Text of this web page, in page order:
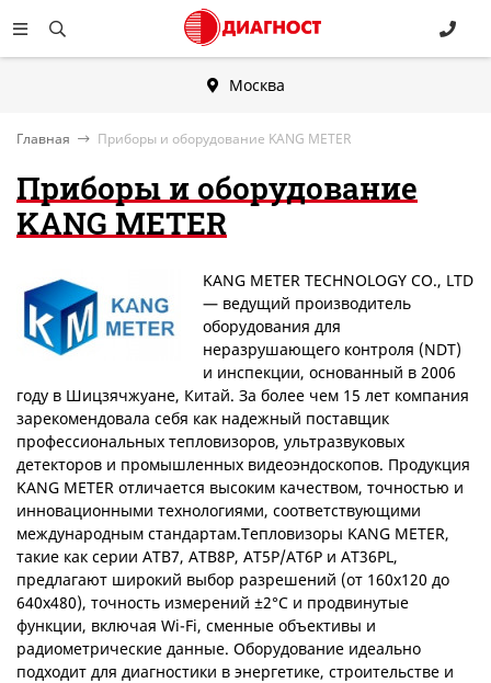
Москва
Главная Приборы и оборудование KANG METER
Приборы и оборудование
KANG METER
KANG METER TECHNOLOGY CO., LTD
— ведущий производитель
оборудования для
неразрушающего контроля (NDT)
и инспекции, основанный в 2006
году в Шицзячжуане, Китай. За более чем 15 лет компания
зарекомендовала себя как надежный поставщик
профессиональных тепловизоров, ультразвуковых
детекторов и промышленных видеоэндоскопов. Продукция
KANG METER отличается высоким качеством, точностью и
инновационными технологиями, соответствующими
международным стандартам.Тепловизоры KANG METER,
такие как серии ATB7, ATB8P, AT5P/AT6P и AT36PL,
предлагают широкий выбор разрешений (от 160x120 до
640x480), точность измерений ±2°C и продвинутые
функции, включая Wi-Fi, сменные объективы и
радиометрические данные. Оборудование идеально
подходит для диагностики в энергетике, строительстве и